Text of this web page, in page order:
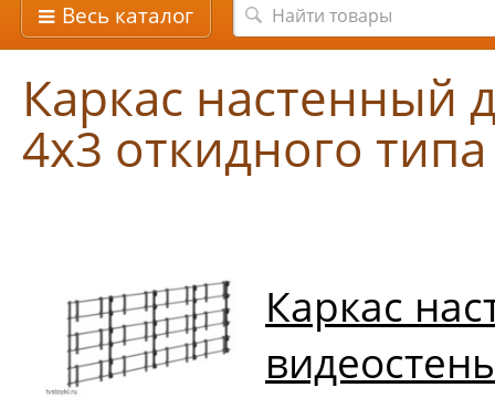
Весь каталог
Каркас настенный
4х3 откидного типа
Каркас